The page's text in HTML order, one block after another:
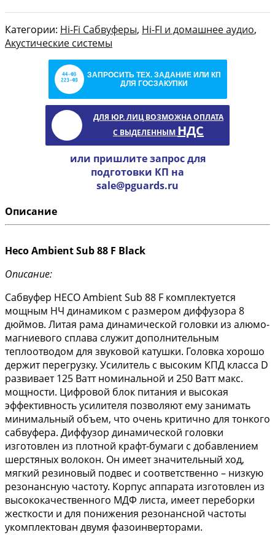
Категории: Hi-Fi Сабвуферы, Hi-FI и домашнее аудио,
Акустические системы
ЗАПРОСИТЬ ТЕХ. ЗАДАНИЕ ИЛИ КП
ДЛЯ ГОСЗАКУПКИ
ДЛЯ ЮР. ЛИЦ ВОЗМОЖНА ОПЛАТА
С ВЫДЕЛЕННЫМ НДС
или пришлите запрос для
подготовки КП на
sale@pguards.ru
Описание
Heco Ambient Sub 88 F Black
Описание:
Сабвуфер HECO Ambient Sub 88 F комплектуется
мощным НЧ динамиком с размером диффузора 8
дюймов. Литая рама динамической головки из алюмо-
магниевого сплава служит дополнительным
теплоотводом для звуковой катушки. Головка хорошо
держит перегрузку. Усилитель с высоким КПД класса D
развивает 125 Ватт номинальной и 250 Ватт макс.
мощности. Цифровой блок питания и высокая
эффективность усилителя позволяют ему занимать
минимальный объем, что очень критично для тонкого
сабвуфера. Диффузор динамической головки
изготовлен из плотной крафт-бумаги с добавлением
шерстяных волокон. Он имеет значительный ход,
мягкий резиновый подвес и соответственно – низкую
резонансную частоту. Корпус аппарата изготовлен из
высококачественного МДФ листа, имеет переборки
жесткости и для понижения резонансной частоты
укомплектован двумя фазоинверторами.